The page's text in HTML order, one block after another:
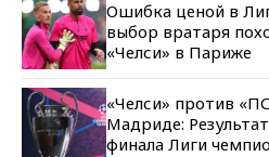
Ошибка ценой в
выбор вратаря
«Челси» в Париже
«Челси» против
Мадриде:
финала Лиги